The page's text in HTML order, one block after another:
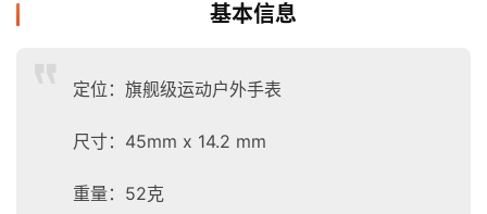
基本信息
定位：旗舰级运动户外手表
尺寸：45mm x 14.2 mm
重量：52克